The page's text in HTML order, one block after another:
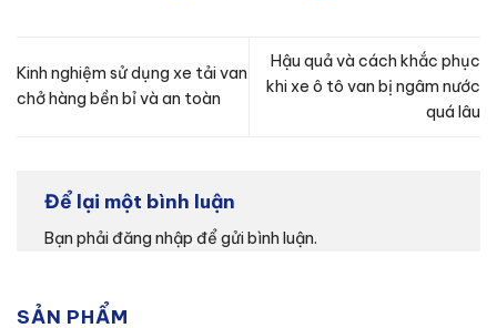
Kinh nghiệm sử dụng xe tải van
chở hàng bền bỉ và an toàn
Hậu quả và cách khắc phục
khi xe ô tô van bị ngâm nước
quá lâu
Để lại một bình luận
Bạn phải đăng nhập để gửi bình luận.
SẢN PHẨM